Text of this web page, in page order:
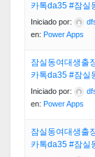
카톡da35 #잠실
Iniciado por:
en: Power Apps
잠실동여대생출
카톡da35 #잠실
Iniciado por:
en: Power Apps
잠실동여대생출
카톡da35 #잠실